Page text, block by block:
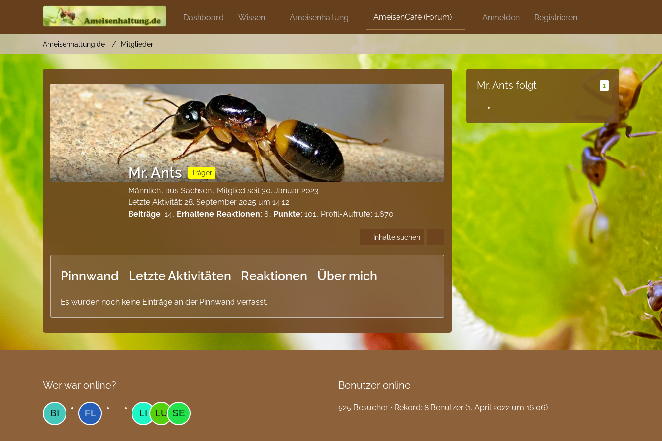
Anmelden Registrieren
Dashboard Wissen Ameisenhaltung AmeisenCafé (Forum) Discord Artikel Blog
Ameisenhaltung.de Mitglieder
Mr. Ants Träger
Männlich aus Sachsen Mitglied seit 30. Januar 2023
Letzte Aktivität:28. September 2025 um 14:12
Beiträge 14 Erhaltene Reaktionen 6 Punkte 101 Profil-Aufrufe 1.670
Inhalte suchen
Pinnwand Letzte Aktivitäten Reaktionen Über mich
Es wurden noch keine Einträge an der Pinnwand verfasst.
Mr. Ants folgt 1
Wer war online? Benutzer online
525 Besucher Rekord: 8 Benutzer (1. April 2022 um 16:06)